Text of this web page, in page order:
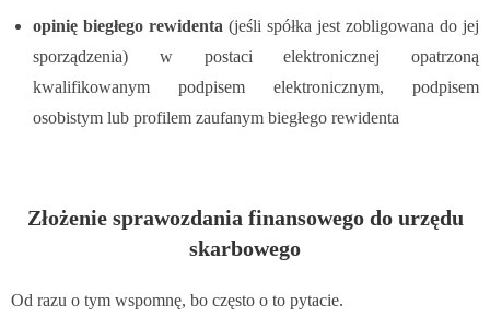
opinię biegłego rewidenta (jeśli spółka jest zobligowana do jej
sporządzenia) w postaci elektronicznej opatrzoną
kwalifikowanym podpisem elektronicznym, podpisem
osobistym lub profilem zaufanym biegłego rewidenta
Złożenie sprawozdania finansowego do urzędu
skarbowego
Od razu o tym wspomnę, bo często o to pytacie.